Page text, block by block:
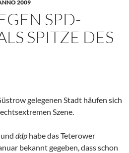
2009
SPD-
SPITZE DES
gelegenen Stadt häufen sich
Szene.
und ddp habe das Teterower
bekannt gegeben, dass schon